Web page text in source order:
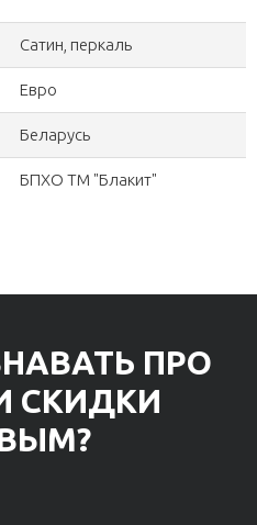
Сатин, перкаль
Евро
Беларусь
БПХО ТМ "Блакит"
ПРО
СКИДКИ